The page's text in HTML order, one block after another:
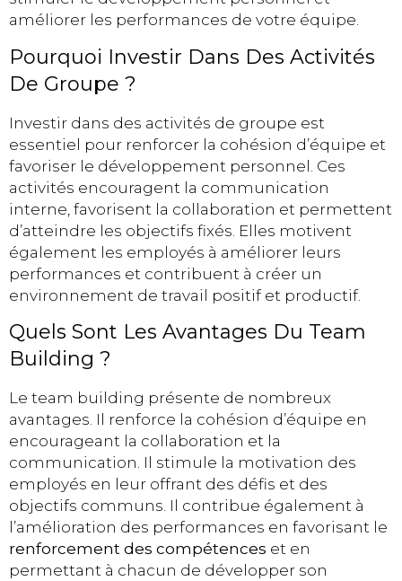
améliorer les performances de votre équipe.
Pourquoi Investir Dans Des Activités
De Groupe ?
Investir dans des activités de groupe est
essentiel pour renforcer la cohésion d’équipe et
favoriser le développement personnel. Ces
activités encouragent la communication
interne, favorisent la collaboration et permettent
d’atteindre les objectifs fixés. Elles motivent
également les employés à améliorer leurs
performances et contribuent à créer un
environnement de travail positif et productif.
Quels Sont Les Avantages Du Team
Building ?
Le team building présente de nombreux
avantages. Il renforce la cohésion d’équipe en
encourageant la collaboration et la
communication. Il stimule la motivation des
employés en leur offrant des défis et des
objectifs communs. Il contribue également à
l’amélioration des performances en favorisant le
renforcement des compétences et en
permettant à chacun de développer son